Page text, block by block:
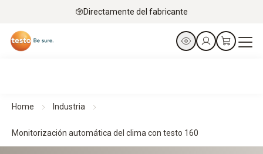
Directamente del fabricante
Home Industria
Monitorización automática del clima con testo 160